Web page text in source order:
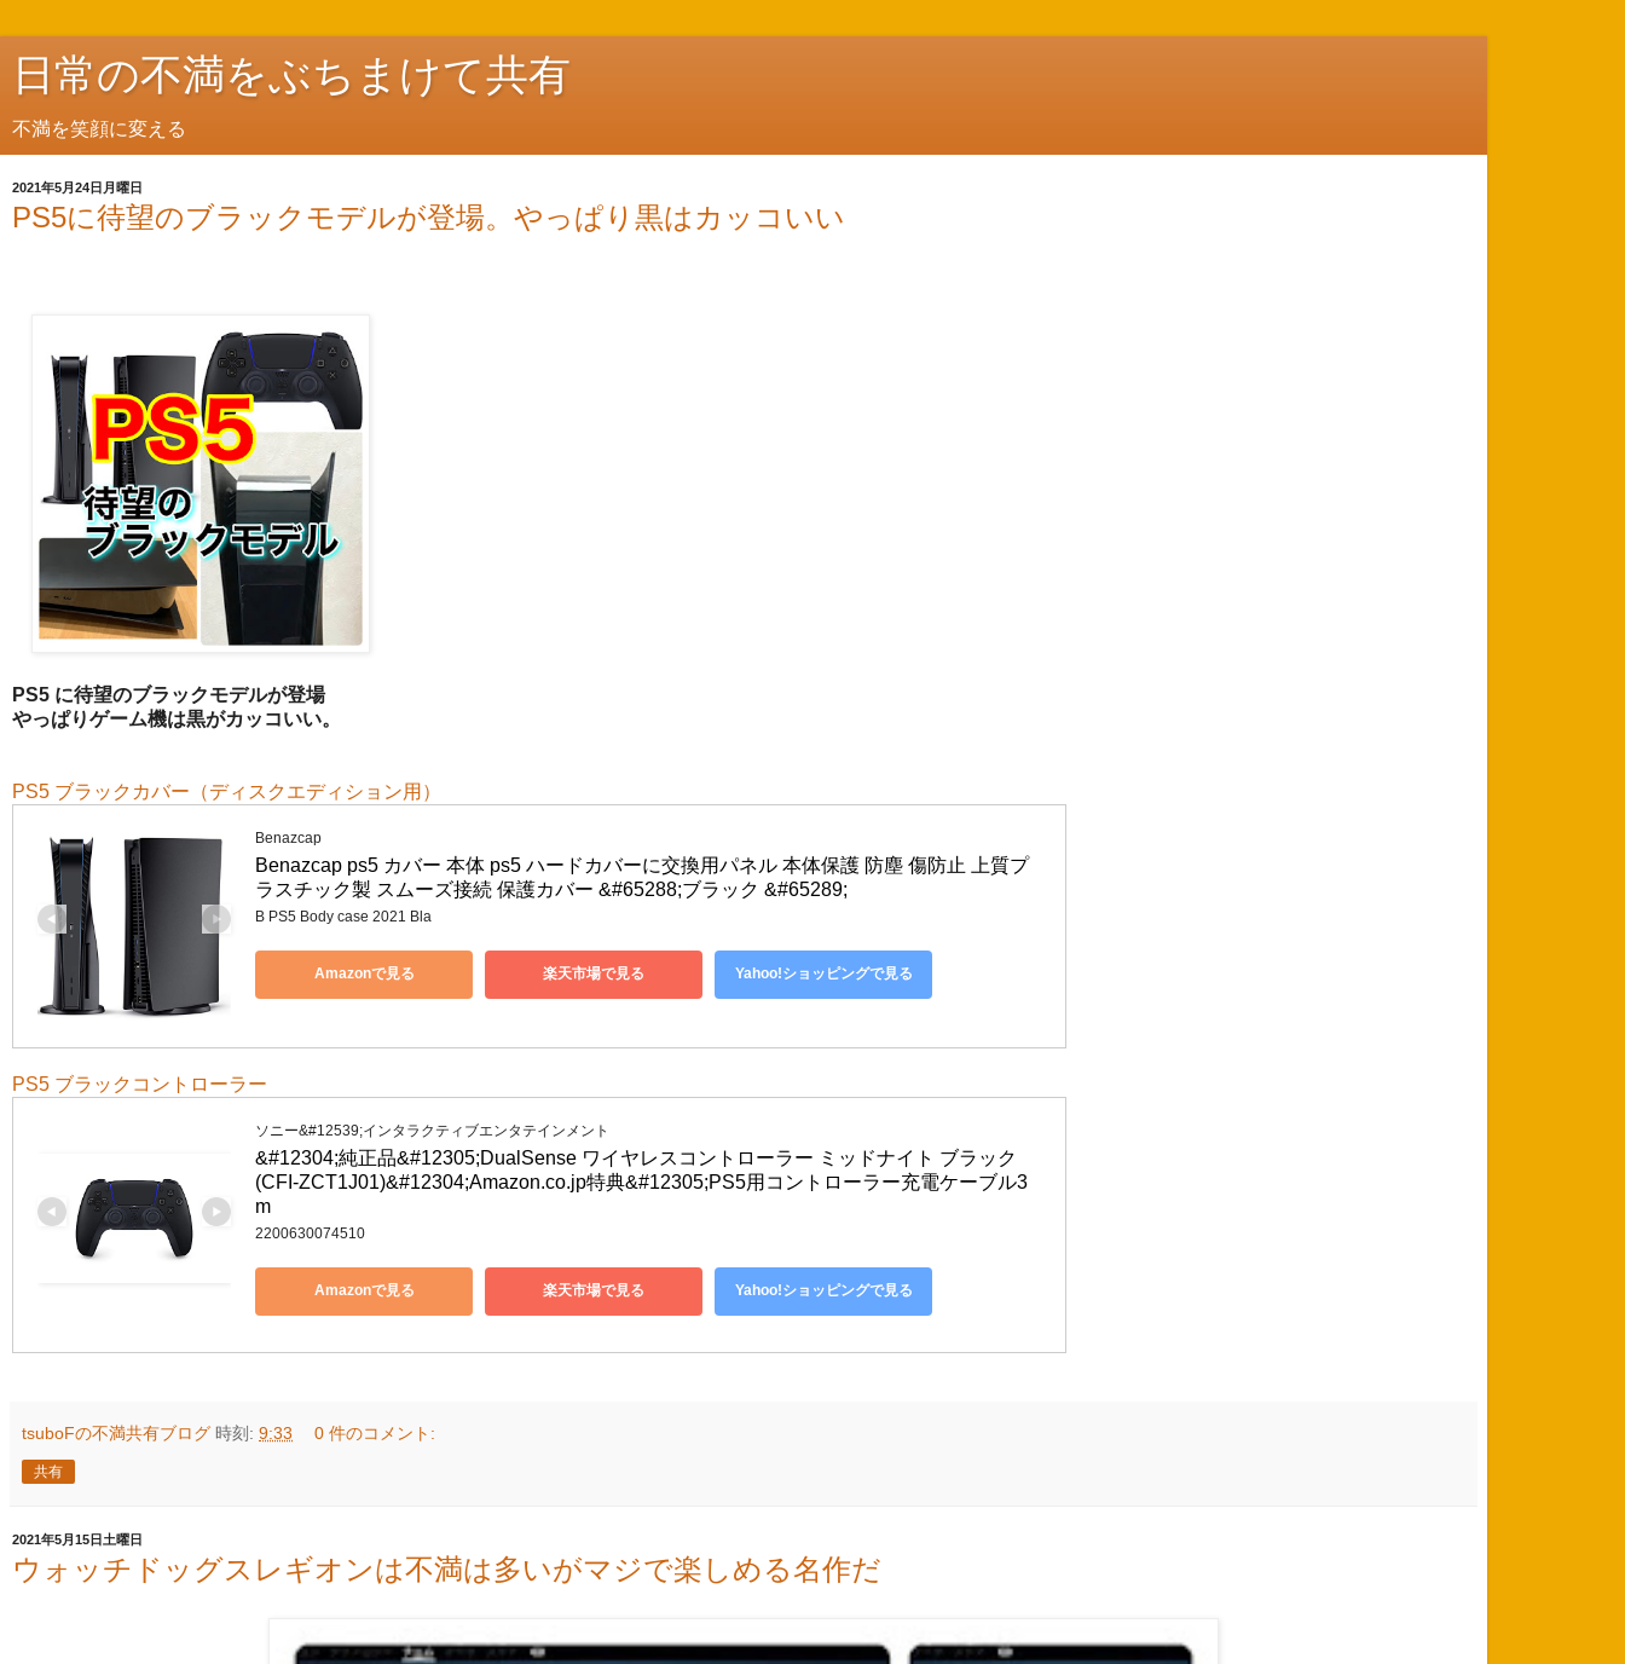
日常の不満をぶちまけて共有
不満を笑顔に変える
2021年5月24日月曜日
PS5に待望のブラックモデルが登場。やっぱり黒はカッコいい
PS5 に待望のブラックモデルが登場
やっぱりゲーム機は黒がカッコいい。
PS5 ブラックカバー（ディスクエディション用）
Benazcap
Benazcap ps5 カバー 本体 ps5 ハードカバーに交換用パネル 本体保護 防塵 傷防止 上質プ
ラスチック製 スムーズ接続 保護カバー &#65288;ブラック &#65289;
B PS5 Body case 2021 Bla
Amazonで見る 楽天市場で見る Yahoo!ショッピングで見る
PS5 ブラックコントローラー
ソニー&#12539;インタラクティブエンタテインメント
&#12304;純正品&#12305;DualSense ワイヤレスコントローラー ミッドナイト ブラック
(CFI-ZCT1J01)&#12304;Amazon.co.jp特典&#12305;PS5用コントローラー充電ケーブル3
m
2200630074510
Amazonで見る 楽天市場で見る Yahoo!ショッピングで見る
tsuboFの不満共有ブログ 時刻: 9:33 0 件のコメント:
共有
2021年5月15日土曜日
ウォッチドッグスレギオンは不満は多いがマジで楽しめる名作だ